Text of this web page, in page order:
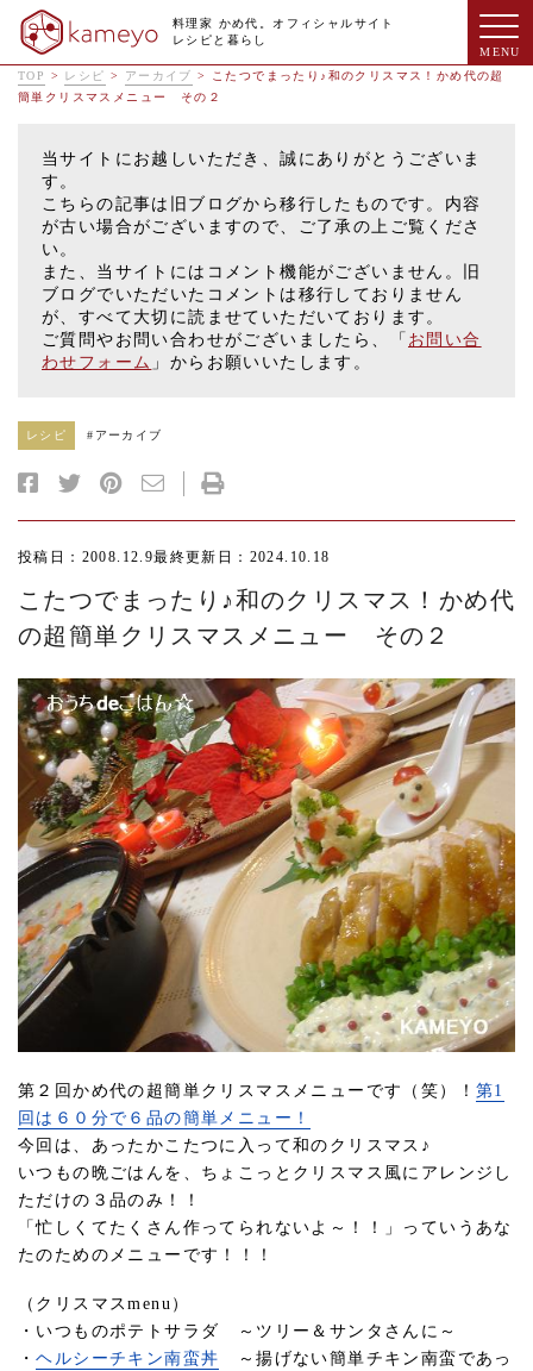
料理家 かめ代。オフィシャルサイト
レシピと暮らし
TOP > レシピ > アーカイブ >
こたつでまったり♪和のクリスマス！かめ代の超
簡単クリスマスメニュー その２
当サイトにお越しいただき、誠にありがとうございま
す。
こちらの記事は旧ブログから移行したものです。内容
が古い場合がございますので、ご了承の上ご覧くださ
い。
また、当サイトにはコメント機能がございません。旧
ブログでいただいたコメントは移行しておりません
が、すべて大切に読ませていただいております。
ご質問やお問い合わせがございましたら、「 お問い合
わせフォーム 」からお願いいたします。
レシピ # アーカイブ
投稿日：2008.12.9最終更新日：2024.10.18
こたつでまったり♪和のクリスマス！かめ代
の超簡単クリスマスメニュー その２
第２回かめ代の超簡単クリスマスメニューです（笑）！ 第1
回は６０分で６品の簡単メニュー！
今回は、あったかこたつに入って和のクリスマス♪
いつもの晩ごはんを、ちょこっとクリスマス風にアレンジし
ただけの３品のみ！！
「忙しくてたくさん作ってられないよ～！！」っていうあな
たのためのメニューです！！！
（クリスマスmenu）
・いつものポテトサラダ ～ツリー＆サンタさんに～
・ヘルシーチキン南蛮丼 ～揚げない簡単チキン南蛮であっ